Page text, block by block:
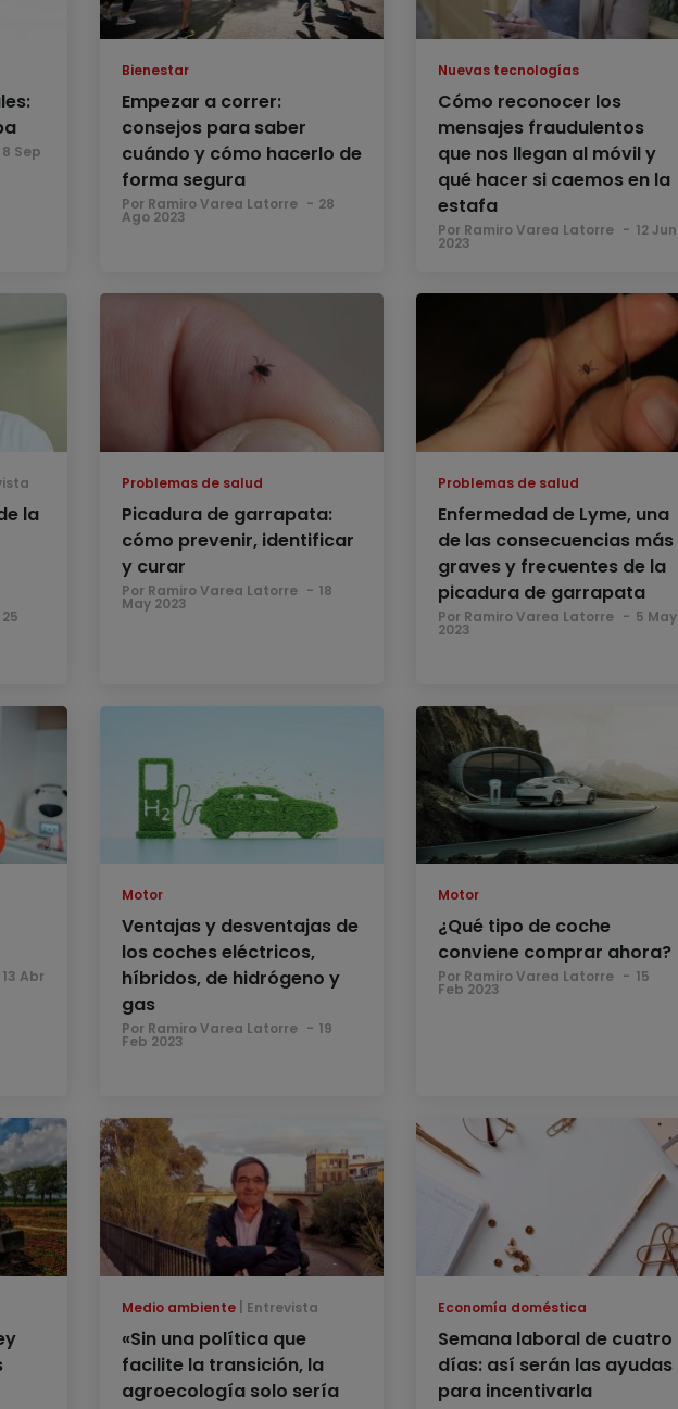
8 Sep
Bienestar
Empezar a correr:
consejos para saber
cuándo y cómo hacerlo de
forma segura
Por Ramiro Varea Latorre 28
Ago 2023
Nuevas tecnologías
Cómo reconocer los
mensajes fraudulentos
que nos llegan al móvil y
qué hacer si caemos en la
estafa
Por Ramiro Varea Latorre 12 Jun
2023
la
25
Problemas de salud
Picadura de garrapata:
cómo prevenir, identificar
y curar
Por Ramiro Varea Latorre 18
May 2023
Problemas de salud
Enfermedad de Lyme, una
de las consecuencias más
graves y frecuentes de la
picadura de garrapata
Por Ramiro Varea Latorre 5 May
2023
13 Abr
Motor
Ventajas y desventajas de
los coches eléctricos,
híbridos, de hidrógeno y
gas
Por Ramiro Varea Latorre 19
Feb 2023
Motor
¿Qué tipo de coche
conviene comprar ahora?
Por Ramiro Varea Latorre 15
Feb 2023
Medio ambiente Entrevista
«Sin una política que
facilite la transición, la
agroecología solo sería
Economía doméstica
Semana laboral de cuatro
días: así serán las ayudas
para incentivarla